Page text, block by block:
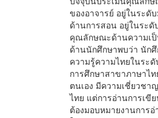
ของอาจารย์ อยู่ในระ
ด้านการสอน อยู่ในระ
คุณลักษณะด้านความเ
ด้านนักศึกษาพบว่า นัก
ความรู้ความไทยในระ
การศึกษาสาขาภาษาไ
ตนเอง มีความเชี่ยวชา
ไทย แต่การอ่านการเขี
ต้องมอบหมายงานการ